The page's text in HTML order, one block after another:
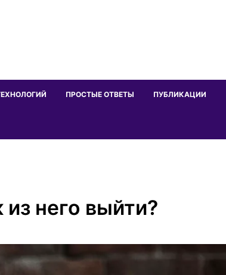
ПРОСТЫЕ ОТВЕТЫ ПУБЛИКАЦИИ
него выйти?